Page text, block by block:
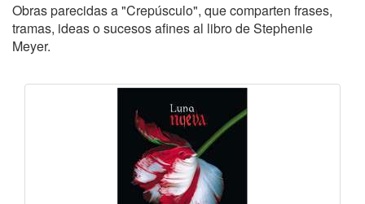
Obras parecidas a "Crepúsculo", que comparten frases,
tramas, ideas o sucesos afines al libro de Stephenie
Meyer.